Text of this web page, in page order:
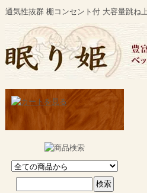
通気性抜群 棚コンセント付 大容量跳